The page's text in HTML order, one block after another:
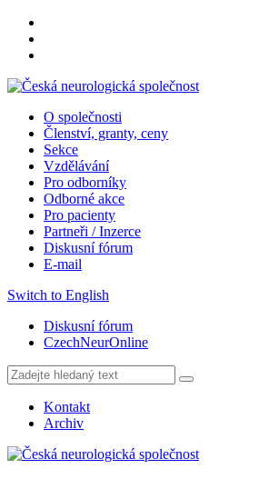
O společnosti
Členství, granty, ceny
Sekce
Vzdělávání
Pro odborníky
Odborné akce
Pro pacienty
Partneři / Inzerce
Diskusní fórum
E-mail
Switch to English
Diskusní fórum
CzechNeurOnline
Kontakt
Archiv